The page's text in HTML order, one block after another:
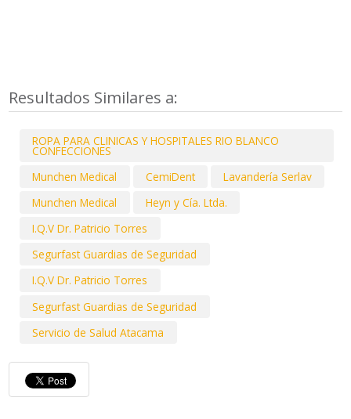
Resultados Similares a:
ROPA PARA CLINICAS Y HOSPITALES RIO BLANCO
CONFECCIONES
Munchen Medical
CemiDent
Lavandería Serlav
Munchen Medical
Heyn y Cía. Ltda.
I.Q.V Dr. Patricio Torres
Segurfast Guardias de Seguridad
I.Q.V Dr. Patricio Torres
Segurfast Guardias de Seguridad
Servicio de Salud Atacama